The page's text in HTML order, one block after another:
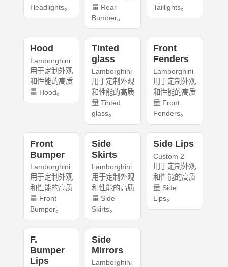
Headlights。
量 Rear
Bumper。
Taillights。
Hood
Lamborghini
用于定制外观
和性能的高质
量 Hood。
Tinted
glass
Lamborghini
用于定制外观
和性能的高质
量 Tinted
glass。
Front
Fenders
Lamborghini
用于定制外观
和性能的高质
量 Front
Fenders。
Front
Bumper
Lamborghini
用于定制外观
和性能的高质
量 Front
Bumper。
Side
Skirts
Lamborghini
用于定制外观
和性能的高质
量 Side
Skirts。
Side Lips
Custom 2
用于定制外观
和性能的高质
量 Side
Lips。
F.
Bumper
Lips
Side
Mirrors
Lamborghini